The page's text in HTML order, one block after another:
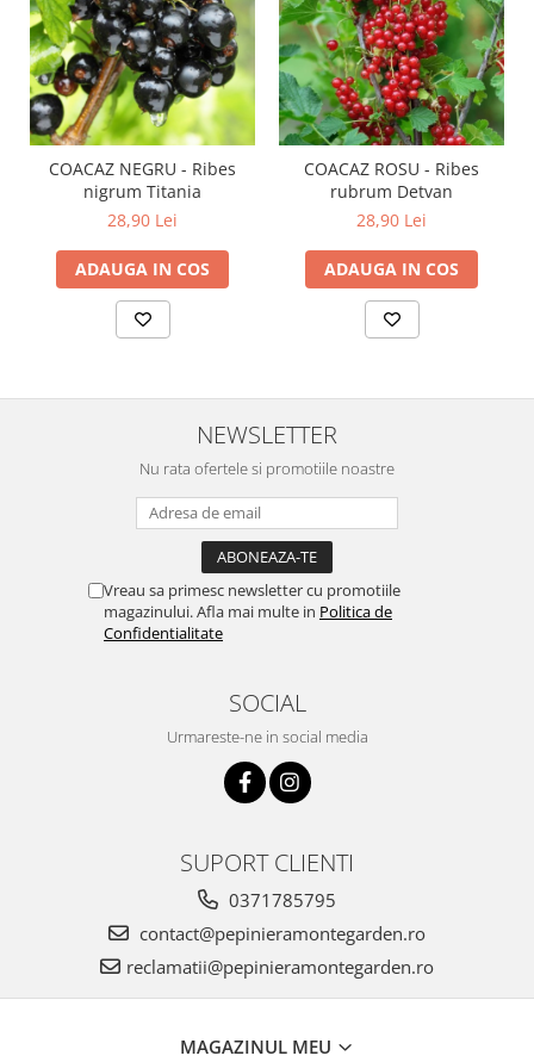
COACAZ NEGRU - Ribes
nigrum Titania
28,90 Lei
ADAUGA IN COS
COACAZ ROSU - Ribes
rubrum Detvan
28,90 Lei
ADAUGA IN COS
NEWSLETTER
Nu rata ofertele si promotiile noastre
Vreau sa primesc newsletter cu promotiile
magazinului. Afla mai multe in Politica de
Confidentialitate
SOCIAL
Urmareste-ne in social media
SUPORT CLIENTI
0371785795
contact@pepinieramontegarden.ro
reclamatii@pepinieramontegarden.ro
MAGAZINUL MEU